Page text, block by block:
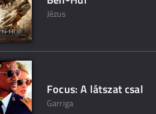
Jézus
Focus: A látszat csal
Garriga